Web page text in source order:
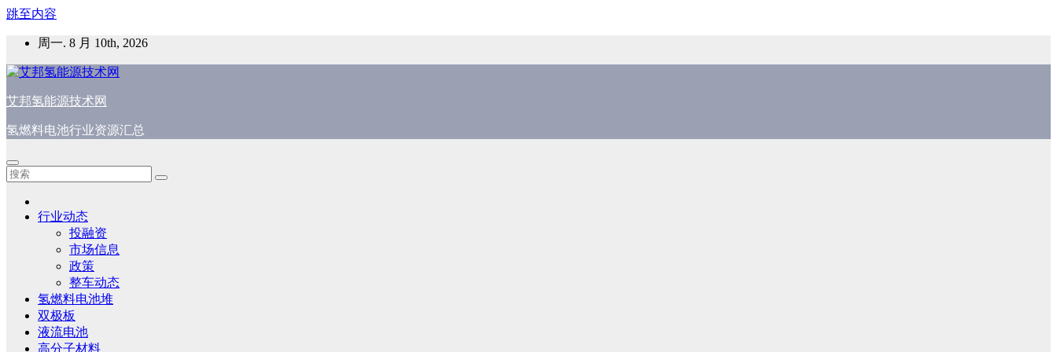
跳至内容
周一. 8 月 10th, 2026
艾邦氢能源技术网
氢燃料电池行业资源汇总
行业动态
投融资
市场信息
政策
整车动态
氢燃料电池堆
双极板
液流电池
高分子材料